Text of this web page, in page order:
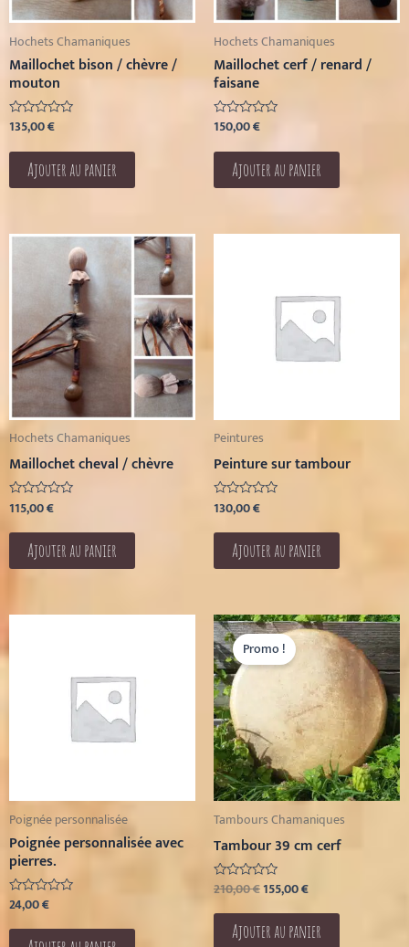
Hochets Chamaniques
Maillochet bison / chèvre /
mouton
Note
135,00€
Ajouter au panier
Hochets Chamaniques
Maillochet cerf / renard /
faisane
Note
150,00€
Ajouter au panier
Hochets Chamaniques
Maillochet cheval / chèvre
Note
115,00€
Ajouter au panier
Peintures
Peinture sur tambour
Note
130,00€
Ajouter au panier
Poignée personnalisée
Poignée personnalisée avec
pierres.
Note
sur
24,00€
Promo !
Tambours Chamaniques
Tambour 39 cm cerf
Note
sur
210,00€
Le
prix
initial
était :
210,00 €.
155,00€
Le
prix
actuel
est :
155,00 €.
Ajouter au panier